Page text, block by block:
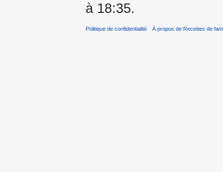
à 18:35.
Politique de confidentialité À propos de Recettes de